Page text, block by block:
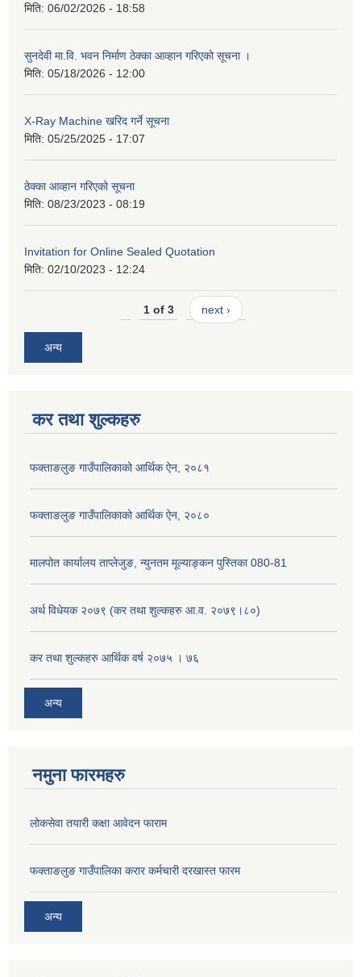
मिति: 06/02/2026 - 18:58
सुनदेवी मा.वि. भवन निर्माण ठेक्का आव्हान गरिएको सूचना ।
मिति: 05/18/2026 - 12:00
X-Ray Machine खरिद गर्ने सूचना
मिति: 05/25/2025 - 17:07
ठेक्का आव्हान गरिएको सूचना
मिति: 08/23/2023 - 08:19
Invitation for Online Sealed Quotation
मिति: 02/10/2023 - 12:24
1 of 3 next ›
अन्य
कर तथा शुल्कहरु
फक्ताङलुङ गाउँपालिकाको आर्थिक ऐन, २०८१
फक्ताङलुङ गाउँपालिकाको आर्थिक ऐन, २०८०
मालपोत कार्यालय ताप्लेजुङ, न्युनतम मूल्याङ्कन पुस्तिका 080-81
अर्थ विधेयक २०७९ (कर तथा शुल्कहरु आ.व. २०७९।८०)
कर तथा शुल्कहरु आर्थिक वर्ष २०७५ । ७६
अन्य
नमुना फारमहरु
लोकसेवा तयारी कक्षा आवेदन फाराम
फक्ताङलुङ गाउँपालिका करार कर्मचारी दरखास्त फारम
अन्य